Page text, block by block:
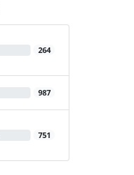
264
987
751